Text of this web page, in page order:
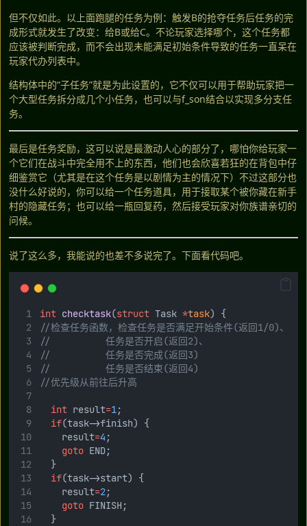
但不仅如此。以上面跑腿的任务为例：触发B的抢夺任务后任务的完
成形式就发生了改变：给B或给C。不论玩家选择哪个，这个任务都
应该被判断完成，而不会出现未能满足初始条件导致的任务一直呆在
玩家代办列表中。
结构体中的“子任务”就是为此设置的，它不仅可以用于帮助玩家把一
个大型任务拆分成几个小任务，也可以与f_son结合以实现多分支任
务。
最后是任务奖励，这可以说是最激动人心的部分了，哪怕你给玩家一
个它们在战斗中完全用不上的东西，他们也会欣喜若狂的在背包中仔
细鉴赏它（尤其是在这个任务是以剧情为主的情况下）不过这部分也
没什么好说的，你可以给一个任务道具，用于接取某个被你藏在新手
村的隐藏任务；也可以给一瓶回复药，然后接受玩家对你族谱亲切的
问候。
说了这么多，我能说的也差不多说完了。下面看代码吧。
int checktask(struct Task *task) {
//检查任务函数，检查任务是否满足开始条件(返回1/0)、
//					任务是否开启(返回2)、
//					任务是否完成(返回3)
//					任务是否结束(返回4)
//优先级从前往后升高
int result=1;
if(task->finish) {
		result
=4 ;
goto END;
	}
if(task->start) {
		result
=2;
goto FINISH;
	}